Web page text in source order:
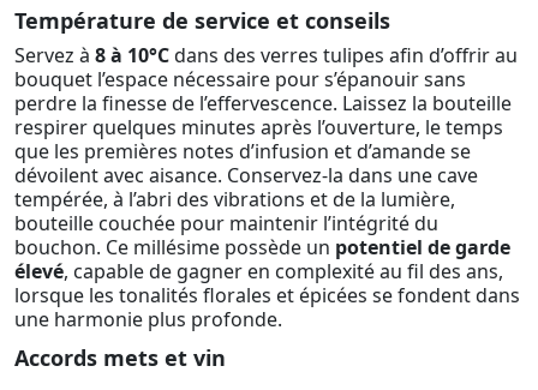
Température de service et conseils
Servez à 8 à 10°Cdans des verres tulipes afin d’offrir au
bouquet l’espace nécessaire pour s’épanouir sans
perdre la finesse de l’effervescence. Laissez la bouteille
respirer quelques minutes après l’ouverture, le temps
que les premières notes d’infusion et d’amande se
dévoilent avec aisance. Conservez-la dans une cave
tempérée, à l’abri des vibrations et de la lumière,
bouteille couchée pour maintenir l’intégrité du
bouchon. Ce millésime possède un potentiel de garde
élevé, capable de gagner en complexité au fil des ans,
lorsque les tonalités florales et épicées se fondent dans
une harmonie plus profonde.
Accords mets et vin